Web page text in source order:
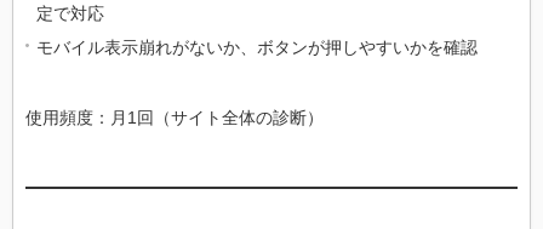
定で対応
モバイル表示崩れがないか、ボタンが押しやすいかを確認
使用頻度：月1回（サイト全体の診断）